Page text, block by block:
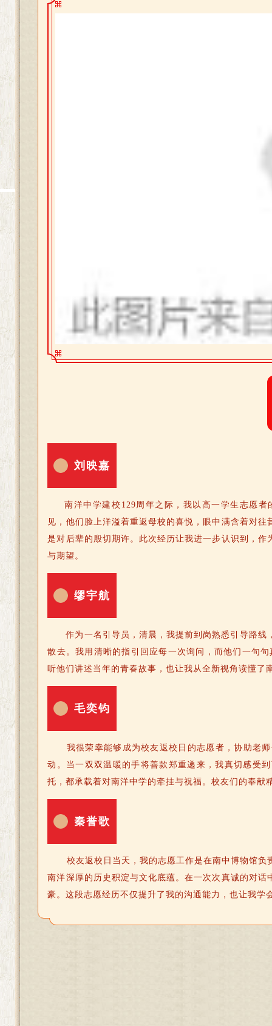
刘映嘉
南洋中学建校129周年之际，我以高一学生志愿
见，他们脸上洋溢着重返母校的喜悦，眼中满含着对
是对后辈的殷切期许。此次经历让我进一步认识到，
与期望。
缪宇航
作为一名引导员，清晨，我提前到岗熟悉引导路
散去。我用清晰的指引回应每一次询问，而他们一句
听他们讲述当年的青春故事，也让我从全新视角读懂了
毛奕钧
我很荣幸能够成为校友返校日的志愿者，协助老
动。当一双双温暖的手将善款郑重递来，我真切感受
托，都承载着对南洋中学的牵挂与祝福。校友们的奉
秦誉歌
校友返校日当天， 我的志愿工作是在南中博物馆负
南洋深厚的历史积淀与文化底蕴。在一次次真诚的对
豪。这段志愿经历不仅提升了我的沟通能力，也让我学